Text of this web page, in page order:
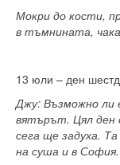
Мокри до кости,
в тъмнината,
13 юли – ден
Джу: Възможно ли
вятърът. Цял ден
сега ще задуха.
на суша и в